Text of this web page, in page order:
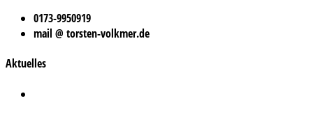
0173-9950919
mail @ torsten-volkmer.de
Aktuelles